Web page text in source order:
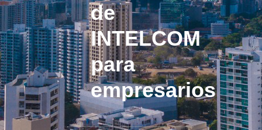
de
INTELCOM
para
empresarios